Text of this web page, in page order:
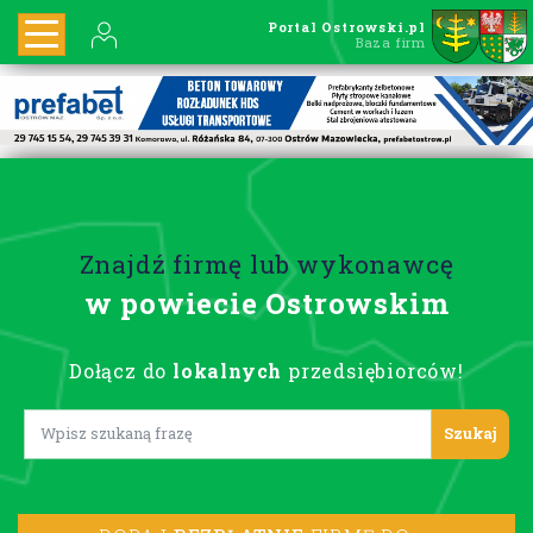
Portal Ostrowski.pl
Baza firm
Znajdź firmę lub wykonawcę
w powiecie Ostrowskim
Dołącz do lokalnych przedsiębiorców!
Lorem ipsum